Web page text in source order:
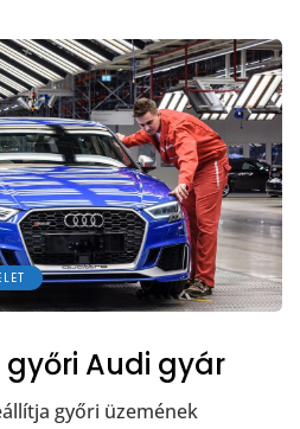
Audi gyár
győri üzemének